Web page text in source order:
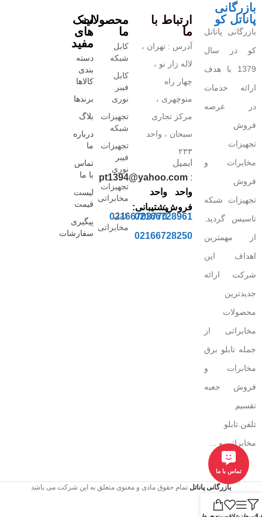
بازرگانی
پاناتل کو
بازرگانی پاناتل
کو در سال
1379 با هدف
ارائه خدمات
در عرصه
فروش
تجهیزات
مخابرات و
فروش
تجهیزات شبکه
تاسیس گردید.
از مهمترین
اهداف این
شرکت ارائه
جدیدترین
محصولات
مخابراتی از
جمله تابلو برق
مخابرات و
فروش جعبه
تقسیم
تلفن.تابلو
مخابراتی و ...
ارتباط با
ما
آدرس : تهران ،
لاله زار نو ،
چهار راه
منوچهری ،
مرکز تجاری
سبحان ، واحد
۲۳۳
ایمیل
:
pt1394@yahoo.com
واحد
فروش:
02166728961
02166728250
واحد
پشتیبانی:
02166703770
محصولات
ما
کابل
شبکه
کابل
فیبر
نوری
تجهیزات
شبکه
تجهیزات
فیبر
نوری
تجهیزات
مخابراتی
کابل
مخابراتی
لینک
های
مفید
دسته
بندی
کالاها
برندها
بلاگ
درباره
ما
تماس
با ما
لیست
قیمت
پیگیری
سفارشات
بازرگانی پاناتل تمام حقوق مادی و معنوی متعلق به این شرکت می باشد
تماس با ما